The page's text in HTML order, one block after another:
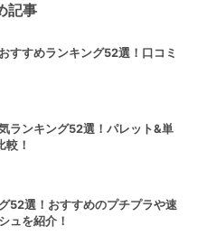
記事
すすめランキング52選！口コミ
ランキング52選！パレット&単
較！
52選！おすすめのプチプラや速
ュを紹介！